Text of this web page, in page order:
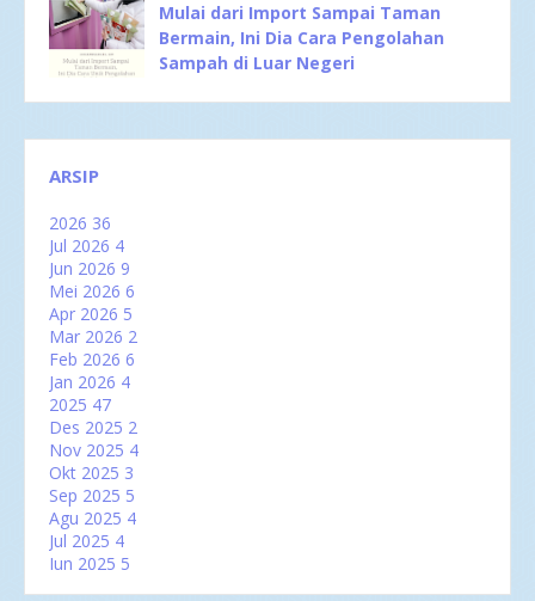
Mulai dari Import Sampai Taman
Bermain, Ini Dia Cara Pengolahan
Sampah di Luar Negeri
ARSIP
2026 36
Jul 2026 4
Jun 2026 9
Mei 2026 6
Apr 2026 5
Mar 2026 2
Feb 2026 6
Jan 2026 4
2025 47
Des 2025 2
Nov 2025 4
Okt 2025 3
Sep 2025 5
Agu 2025 4
Jul 2025 4
Jun 2025 5